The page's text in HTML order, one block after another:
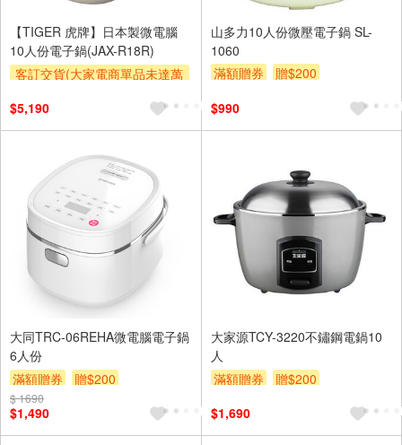
【TIGER 虎牌】日本製微電腦
10人份電子鍋(JAX-R18R)
客訂交貨(大家電商單品未達萬
區費另計,實際收費以專人聯絡
報價為主)
$5,190
山多力10人份微壓電子鍋 SL-
1060
滿額贈券
贈$200
$990
大同TRC-06REHA微電腦電子鍋
6人份
滿額贈券
贈$200
$ 1690
$1,490
大家源TCY-3220不鏽鋼電鍋10
人
滿額贈券
贈$200
$1,690